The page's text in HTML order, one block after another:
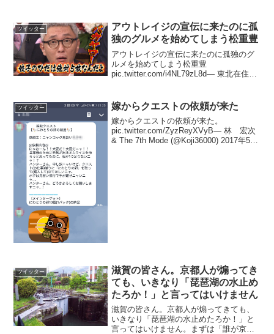
ツイッター
アウトレイジの宣伝に来たのに孤
独のグルメを始めてしまう松重豊
アウトレイジの宣伝に来たのに孤独のグ
ルメを始めてしまう松重豊
pic.twitter.com/i4NL79zL8d— 東北在住
ツイッター 嫁からクエストの依頼が来た
嫁からクエストの依頼が来た。
pic.twitter.com/ZyzReyXVyB— 林 宏次
& The 7th Mode (@Koji36000) 2017年5月
ツイッター
滋賀の皆さん。京都人が煽ってき
ても、いきなり「琵琶湖の水止め
たろか！」と言ってはいけません
滋賀の皆さん。京都人が煽ってきても、
いきなり「琵琶湖の水止めたろか！」と
言ってはいけません。まずは「誰が京都